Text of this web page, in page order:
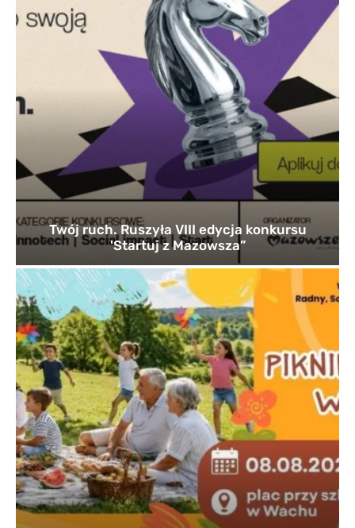
Twój ruch. Ruszyła VIII edycja konkursu
'Startuj z Mazowsza”